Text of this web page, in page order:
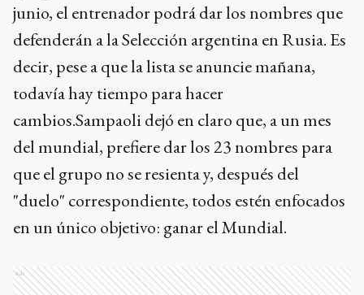
junio, el entrenador podrá dar los nombres que
defenderán a la Selección argentina en Rusia. Es
decir, pese a que la lista se anuncie mañana,
todavía hay tiempo para hacer
cambios.Sampaoli dejó en claro que, a un mes
del mundial, prefiere dar los 23 nombres para
que el grupo no se resienta y, después del
"duelo" correspondiente, todos estén enfocados
en un único objetivo: ganar el Mundial.
Ads